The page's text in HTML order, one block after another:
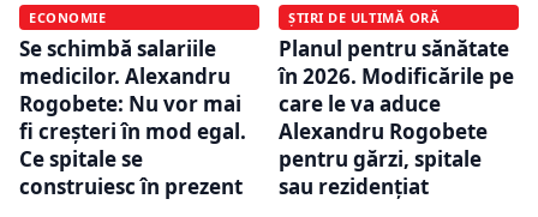
ECONOMIE
Se schimbă salariile
medicilor. Alexandru
Rogobete: Nu vor mai
fi creșteri în mod egal.
Ce spitale se
construiesc în prezent
ȘTIRI DE ULTIMĂ ORĂ
Planul pentru sănătate
în 2026. Modificările pe
care le va aduce
Alexandru Rogobete
pentru gărzi, spitale
sau rezidențiat